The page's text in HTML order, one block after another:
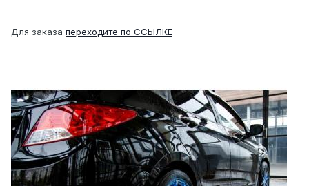
Для заказа переходите по ССЫЛКЕ